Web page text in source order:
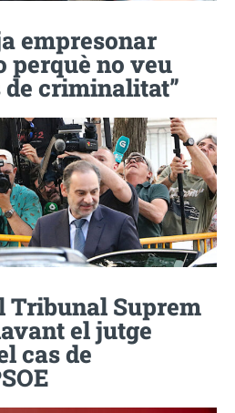
empresonar
perquè no veu
criminalitat”
Tribunal Suprem
el jutge
cas de